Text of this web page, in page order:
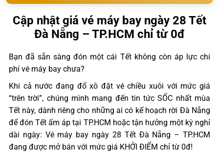
Cập nhật giá vé máy bay ngày 28 Tết
Đà Nẵng – TP.HCM chỉ từ 0đ
Bạn đã sẵn sàng đón một cái Tết không còn áp lực chi
phí vé máy bay chưa?
Khi cả nước đang đổ xô đặt vé chiều xuôi với mức giá
“trên trời”, chúng mình mang đến tin tức SỐC nhất mùa
Tết này, dành riêng cho những ai có kế hoạch rời Đà Nẵng
để đón Tết ấm áp tại TP.HCM hoặc tận hưởng một kỳ nghỉ
dài ngày: Vé máy bay ngày 28 Tết Đà Nẵng – TP.HCM
đang được mở bán với mức giá KHỞI ĐIỂM chỉ từ 0đ!